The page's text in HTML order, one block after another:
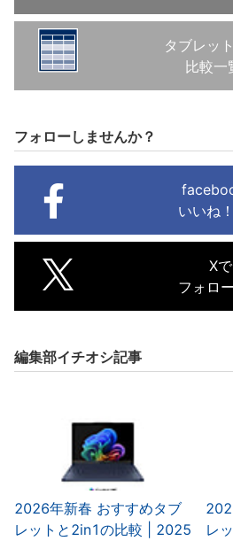
タブレッ
比較一
フォローしませんか？
いいね
Xで
フォロ
編集部イチオシ記事
2026年新春 おすすめタブ
レットと2in1の比較 | 2025
レ